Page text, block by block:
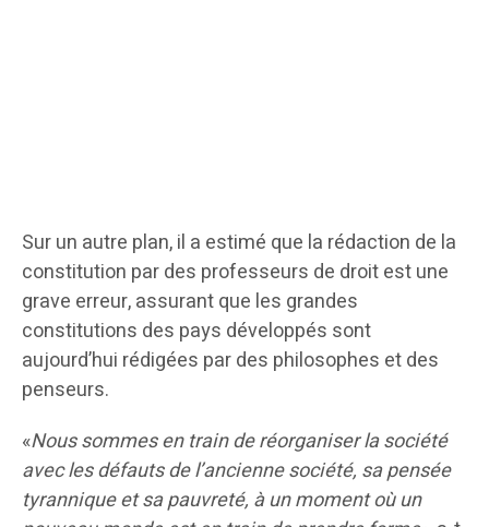
Sur un autre plan, il a estimé que la rédaction de la
constitution par des professeurs de droit est une
grave erreur, assurant que les grandes
constitutions des pays développés sont
aujourd’hui rédigées par des philosophes et des
penseurs.
«Nous sommes en train de réorganiser la société
avec les défauts de l’ancienne société, sa pensée
tyrannique et sa pauvreté, à un moment où un